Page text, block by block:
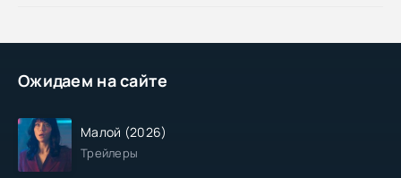
Ожидаем на сайте
Малой (2026)
Трейлеры